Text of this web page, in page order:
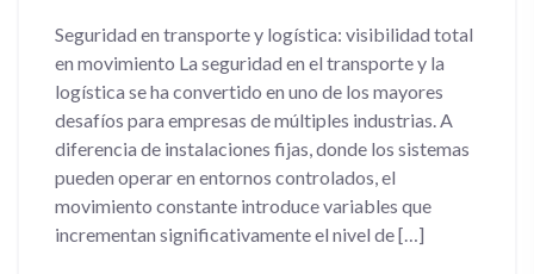
Seguridad en transporte y logística: visibilidad total
en movimiento La seguridad en el transporte y la
logística se ha convertido en uno de los mayores
desafíos para empresas de múltiples industrias. A
diferencia de instalaciones fijas, donde los sistemas
pueden operar en entornos controlados, el
movimiento constante introduce variables que
incrementan significativamente el nivel de […]